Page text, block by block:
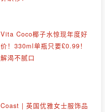
Vita Coco椰子水惊现年度好
价！330ml单瓶只要£0.99！
解渴不腻口
Coast | 英国优雅女士服饰品